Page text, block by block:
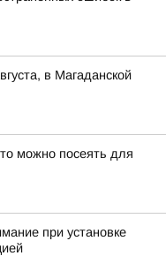
в Магаданской
можно посеять для
при установке